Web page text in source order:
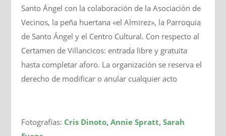
Santo Ángel con la colaboración de la Asociación de
Vecinos, la peña huertana «el Almirez», la Parroquia
de Santo Ángel y el Centro Cultural. Con respecto al
Certamen de Villancicos: entrada libre y gratuita
hasta completar aforo. La organización se reserva el
derecho de modificar o anular cualquier acto
Fotografías: Cris Dinoto, Annie Spratt, Sarah